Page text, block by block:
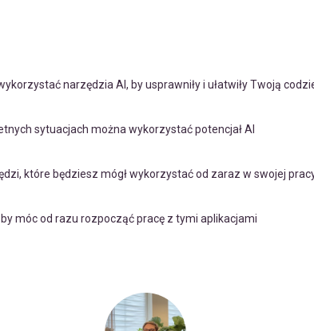
narzędzia AI, by usprawniły i ułatwiły Twoją
sytuacjach można wykorzystać potencjał AI
które będziesz mógł wykorzystać od zaraz w swojej
móc od razu rozpocząć pracę z tymi aplikacjami